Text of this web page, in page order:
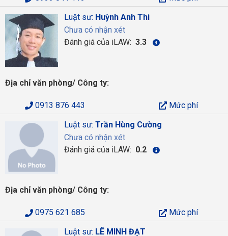
Luật sư: Huỳnh Anh Thi
Chưa có nhận xét
Đánh giá của iLAW: 3.3
Địa chỉ văn phòng/ Công ty:
0913 876 443
Mức phí
Luật sư: Trần Hùng Cường
Chưa có nhận xét
Đánh giá của iLAW: 0.2
Địa chỉ văn phòng/ Công ty:
0975 621 685
Mức phí
Luật sư: LÊ MINH ĐẠT